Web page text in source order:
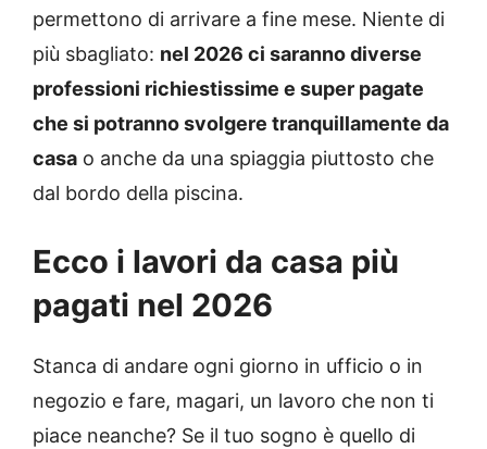
permettono di arrivare a fine mese. Niente di
più sbagliato: nel 2026 ci saranno diverse
professioni richiestissime e super pagate
che si potranno svolgere tranquillamente da
casa o anche da una spiaggia piuttosto che
dal bordo della piscina.
Ecco i lavori da casa più
pagati nel 2026
Stanca di andare ogni giorno in ufficio o in
negozio e fare, magari, un lavoro che non ti
piace neanche? Se il tuo sogno è quello di